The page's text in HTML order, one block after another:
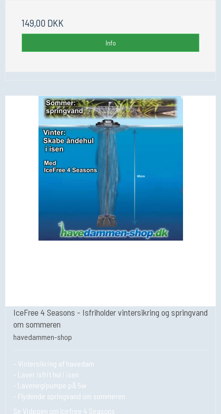
149,00 DKK
Info
IceFree 4 Seasons - Isfriholder vintersikring og springvand
om sommeren
havedammen-shop
- Vintersikring af havedam
- Laver isfrit hul i isen
- Lavenegipumpe på 5w
- Flydende springvand om sommeren
Se Videoen om Icefree 4 Seasons